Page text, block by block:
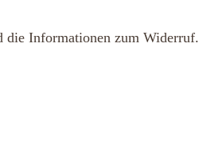
die Informationen zum Widerruf.